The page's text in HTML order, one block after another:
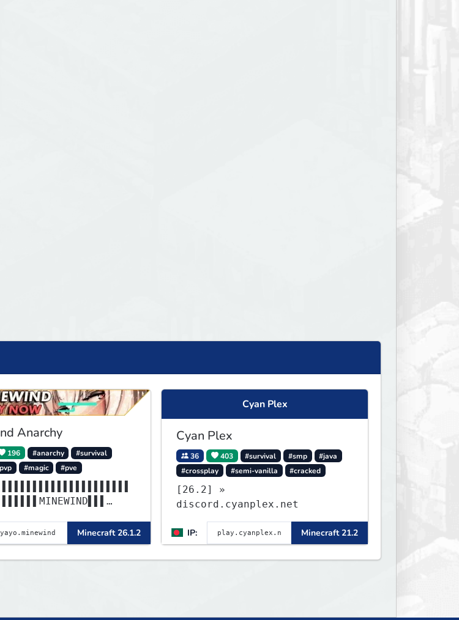
Anarchy
196 #anarchy
#survival
#magic #pve
Minecraft 26.1.2
Cyan Plex
Cyan Plex
36 403 #survival #smp
#java
#crossplay
#semi-vanilla #cracked
[26.2] »
discord.cyanplex.net
IP: Minecraft 21.2